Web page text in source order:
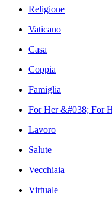
Religione
Vaticano
Casa
Coppia
Famiglia
For Her &#038; For
Lavoro
Salute
Vecchiaia
Virtuale